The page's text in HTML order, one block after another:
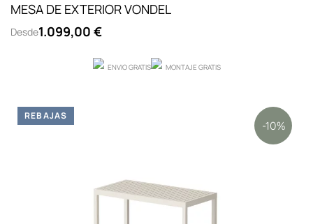
MESA DE EXTERIOR VONDEL
Desde1.099,00 €
ENVIO GRATIS MONTAJE GRATIS
-10%
REBAJAS